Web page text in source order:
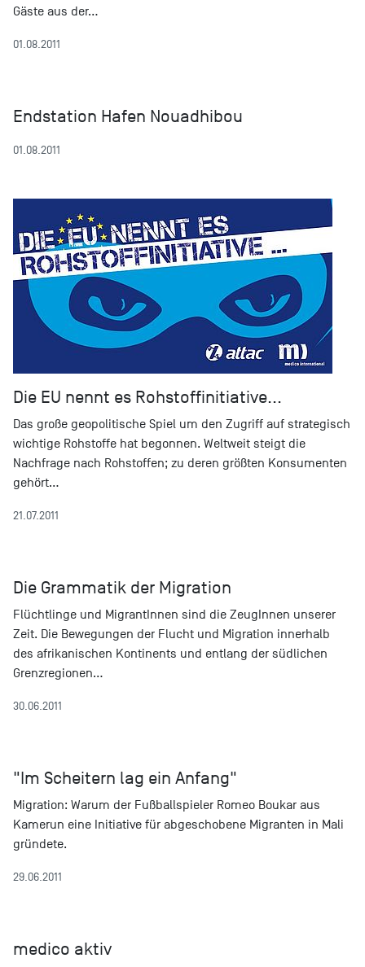
Gäste aus der…
01.08.2011
Endstation Hafen Nouadhibou
01.08.2011
Die EU nennt es Rohstoffinitiative...
Das große geopolitische Spiel um den Zugriff auf strategisch
wichtige Rohstoffe hat begonnen. Weltweit steigt die
Nachfrage nach Rohstoffen; zu deren größten Konsumenten
gehört…
21.07.2011
Die Grammatik der Migration
Flüchtlinge und MigrantInnen sind die ZeugInnen unserer
Zeit. Die Bewegungen der Flucht und Migration innerhalb
des afrikanischen Kontinents und entlang der südlichen
Grenzregionen…
30.06.2011
"Im Scheitern lag ein Anfang"
Migration: Warum der Fußballspieler Romeo Boukar aus
Kamerun eine Initiative für abgeschobene Migranten in Mali
gründete.
29.06.2011
medico aktiv